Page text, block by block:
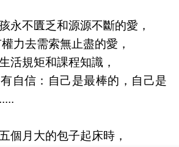
永不匱乏和源源不斷的愛，
力去需索無止盡的愛，
活規矩和課程知識，
自信：自己是最棒的，自己是
個月大的包子起床時，